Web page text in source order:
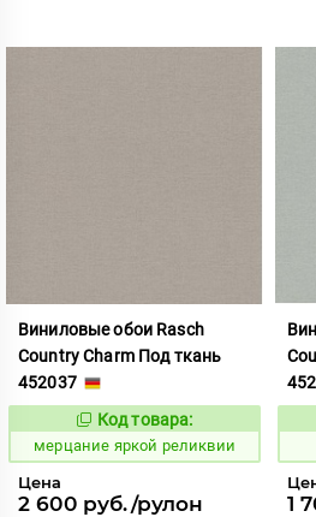
Виниловые обои Rasch
Country Charm Под ткань
452037
975830
Код товара:
мерцание яркой реликвии
Цена
2 600 руб./рулон 1